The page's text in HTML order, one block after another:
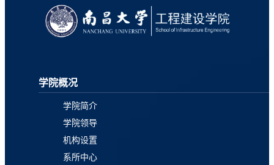
学院概况
学院简介
学院领导
机构设置
系所中心